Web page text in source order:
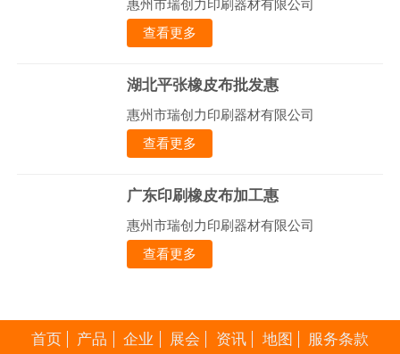
惠州市瑞创力印刷器材有限公司
查看更多
湖北平张橡皮布批发惠
惠州市瑞创力印刷器材有限公司
查看更多
广东印刷橡皮布加工惠
惠州市瑞创力印刷器材有限公司
查看更多
首页 产品 企业 展会 资讯 地图 服务条款